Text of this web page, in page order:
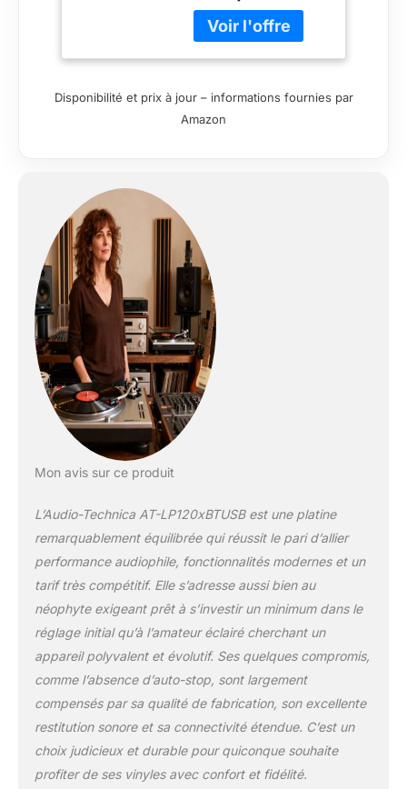
Connexion directe à
une enceinte et tout
Bluetooth, ou par
câbles RCA à un
lorsqu’il y a un faible
éclairage L’adaptateur
CA gère la
conversion CA/CC
en dehors du
châssis, réduisant le
bruit dans la chaîne
du signal audio
Disponibilité et prix à jour – informations fournies par
Amazon
Mon avis sur ce produit
L’Audio-Technica AT-LP120xBTUSB est une platine
remarquablement équilibrée qui réussit le pari d’allier
performance audiophile, fonctionnalités modernes et un
tarif très compétitif. Elle s’adresse aussi bien au
néophyte exigeant prêt à s’investir un minimum dans le
réglage initial qu’à l’amateur éclairé cherchant un
appareil polyvalent et évolutif. Ses quelques compromis,
comme l’absence d’auto-stop, sont largement
compensés par sa qualité de fabrication, son excellente
restitution sonore et sa connectivité étendue. C’est un
choix judicieux et durable pour quiconque souhaite
profiter de ses vinyles avec confort et fidélité.